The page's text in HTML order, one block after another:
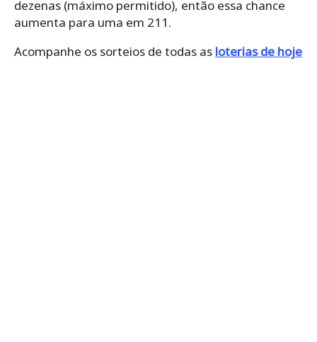
dezenas (máximo permitido), então essa chance
aumenta para uma em 211.
Acompanhe os sorteios de todas as loterias de hoje